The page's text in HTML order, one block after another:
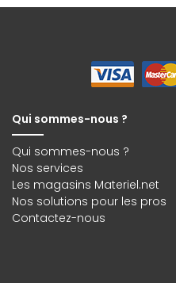
Qui sommes-nous ?
Qui sommes-nous ?
Nos services
Les magasins Materiel.net
Nos solutions pour les pros
Contactez-nous